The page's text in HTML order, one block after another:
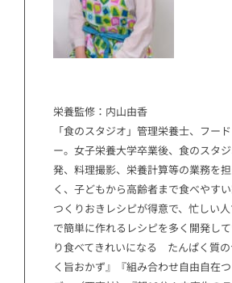
栄養監修：内山由香
「食のスタジオ」管理栄養士、フー
ー。女子栄養大学卒業後、食のスタ
発、料理撮影、栄養計算等の業務を
く、子どもから高齢者まで食べやす
つくりおきレシピが得意で、忙しい
で簡単に作れるレシピを多く開発し
り食べてきれいになる たんぱく質の
く旨おかず』『組み合わせ自由自在